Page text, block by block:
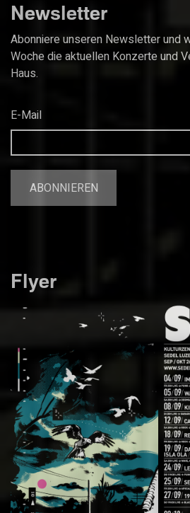
Newsletter
Abonniere unseren Newsletter und
Woche die aktuellen Konzerte und
Haus.
E-Mail
Flyer